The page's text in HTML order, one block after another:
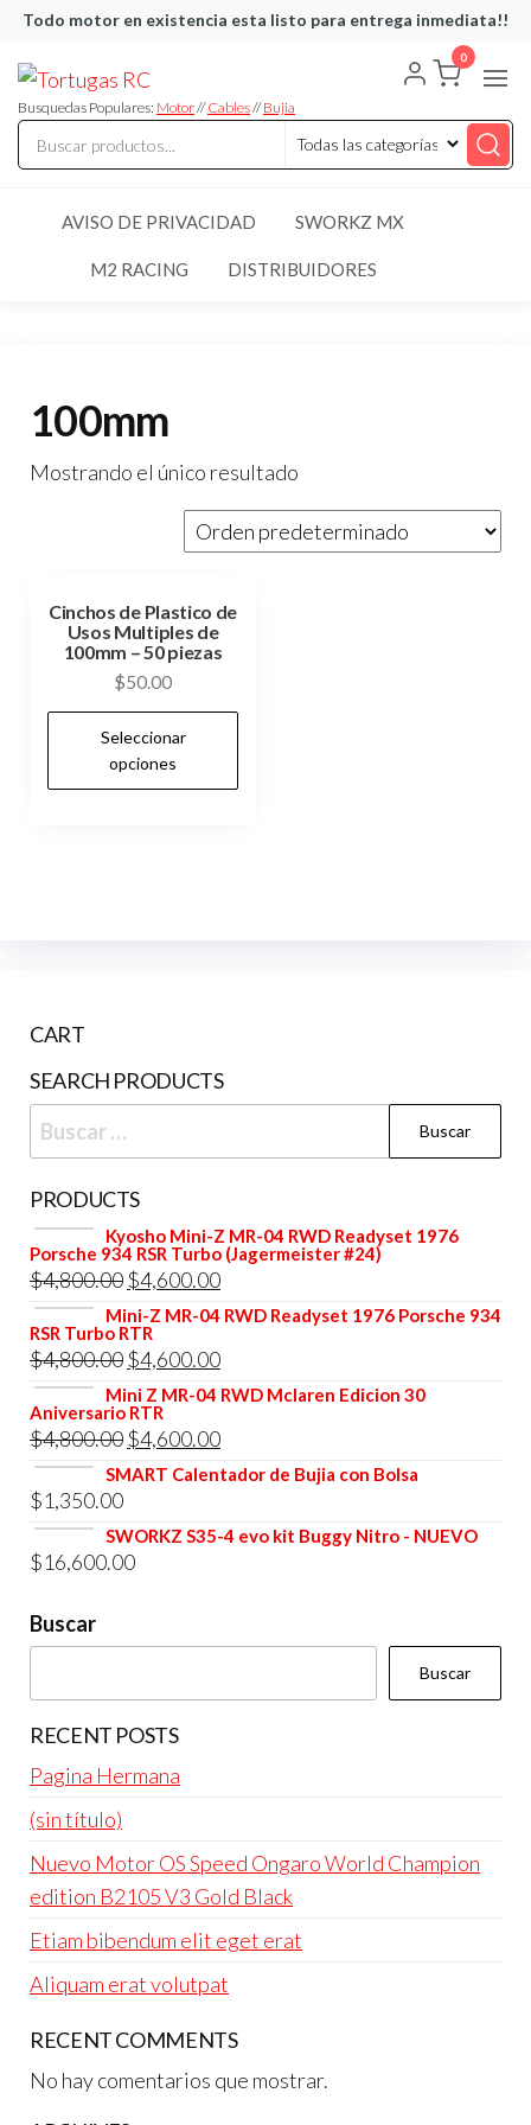
Saltar
contenido
Todo motor en existencia esta listo para entrega inmediata!!
RC
articulos
de RC
Busquedas Populares: Motor//Cables//Bujia
0
AVISO DE PRIVACIDAD SWORKZ MX
M2 RACING DISTRIBUIDORES
100mm
Mostrando el único resultado
Cinchos de Plastico de
Usos Multiples de
100mm – 50 piezas
$50.00
Seleccionar
opciones
de
CART
SEARCH PRODUCTS
Buscar:
PRODUCTS
Kyosho Mini-Z MR-04 RWD Readyset 1976
Porsche 934 RSR Turbo (Jagermeister #24)
$4,800.00 El
precio
original
era:
$4,800.00.
$4,600.00El
precio
es:
$4,600.00.
Mini-Z MR-04 RWD Readyset 1976 Porsche 934
RSR Turbo RTR
$4,800.00 El
precio
original
era:
$4,800.00.
$4,600.00El
precio
es:
$4,600.00.
Mini Z MR-04 RWD Mclaren Edicion 30
Aniversario RTR
$4,800.00 El
precio
era:
$4,800.00.
$4,600.00El
precio
es:
SMART Calentador de Bujia con Bolsa
$1,350.00
SWORKZ S35-4 evo kit Buggy Nitro - NUEVO
$16,600.00
Buscar
Buscar
RECENT POSTS
Pagina Hermana
(sin título)
Nuevo Motor OS Speed Ongaro World Champion
edition B2105 V3 Gold Black
Etiam bibendum elit eget erat
Aliquam erat volutpat
RECENT COMMENTS
No hay comentarios que mostrar.